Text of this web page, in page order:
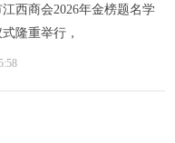
西商会2026年金榜题名学
隆重举行，